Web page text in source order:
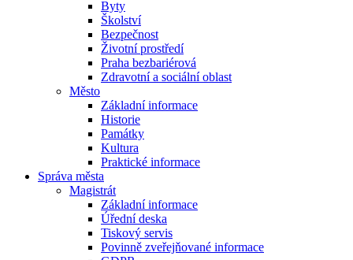
Byty
Školství
Bezpečnost
Životní prostředí
Praha bezbariérová
Zdravotní a sociální oblast
Město
Základní informace
Historie
Památky
Kultura
Praktické informace
Správa města
Magistrát
Základní informace
Úřední deska
Tiskový servis
Povinně zveřejňované informace